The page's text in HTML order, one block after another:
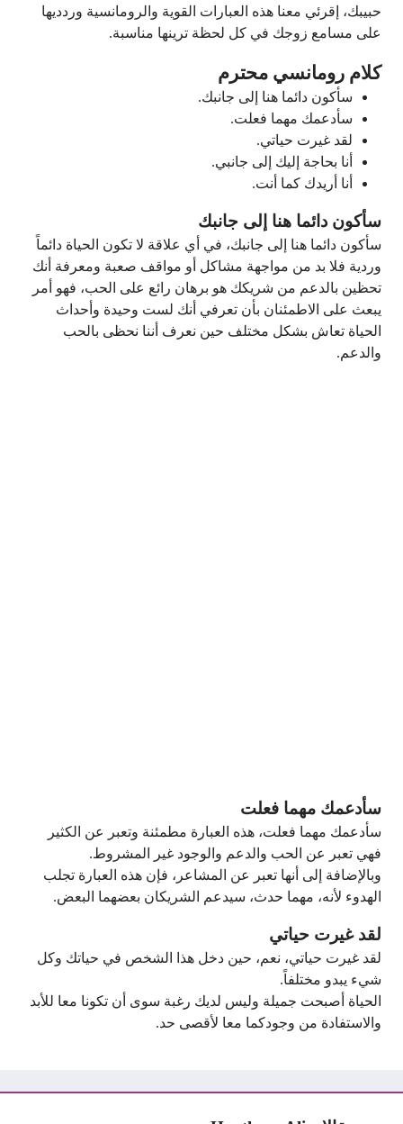
حبيبك، إقرئي معنا هذه العبارات القوية والرومانسية وردديها
على مسامع زوجك في كل لحظة ترينها مناسبة.
كلام رومانسي محترم
سأكون دائما هنا إلى جانبك.
سأدعمك مهما فعلت.
لقد غيرت حياتي.
أنا بحاجة إليك إلى جانبي.
أنا أريدك كما أنت.
سأكون دائما هنا إلى جانبك
سأكون دائما هنا إلى جانبك، في أي علاقة لا تكون الحياة دائماً
وردية فلا بد من مواجهة مشاكل أو مواقف صعبة ومعرفة أنك
تحظين بالدعم من شريكك هو برهان رائع على الحب، فهو أمر
يبعث على الاطمئنان بأن تعرفي أنك لست وحيدة وأحداث
الحياة تعاش بشكل مختلف حين نعرف أننا نحظى بالحب
والدعم.
سأدعمك مهما فعلت
سأدعمك مهما فعلت، هذه العبارة مطمئنة وتعبر عن الكثير
فهي تعبر عن الحب والدعم والوجود غير المشروط.
وبالإضافة إلى أنها تعبر عن المشاعر، فإن هذه العبارة تجلب
الهدوء لأنه، مهما حدث، سيدعم الشريكان بعضهما البعض.
لقد غيرت حياتي
لقد غيرت حياتي، نعم، حين دخل هذا الشخص في حياتك وكل
شيء يبدو مختلفاً.
الحياة أصبحت جميلة وليس لديك رغبة سوى أن تكونا معا للأبد
والاستفادة من وجودكما معا لأقصى حد.